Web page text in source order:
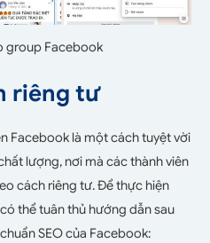
group Facebook
riêng tư
Facebook là một cách tuyệt vời
lượng, nơi mà các thành viên
cách riêng tư. Để thực hiện
thể tuân thủ hướng dẫn sau
SEO của Facebook: